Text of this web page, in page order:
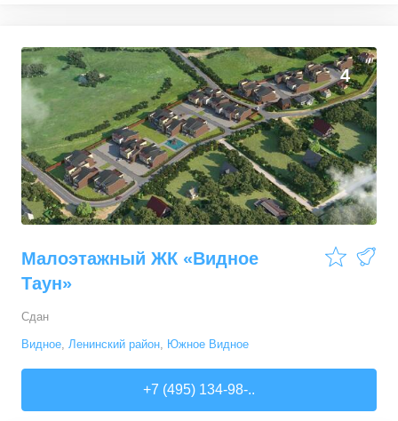
4
Малоэтажный ЖК «Видное
Таун»
Сдан
Видное, Ленинский район, Южное Видное
+7 (495) 134-98-..